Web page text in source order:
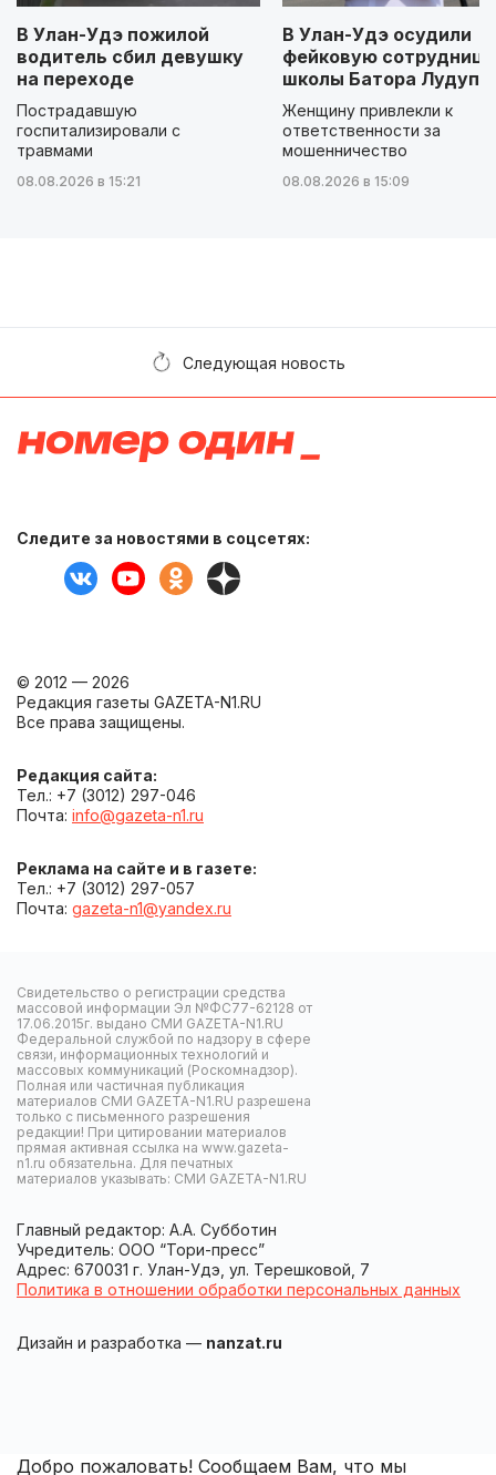
В Улан-Удэ пожилой
водитель сбил девушку
на переходе
Пострадавшую
госпитализировали с
травмами
08.08.2026 в 15:21
В Улан-Удэ осудили
фейковую сотрудницу
школы Батора
Женщину привлекли к
ответственности за
мошенничество
08.08.2026 в 15:09
Следующая новость
Следите за новостями в соцсетях:
© 2012 — 2026
Редакция газеты GAZETA-N1.RU
Все права защищены.
Редакция сайта:
Тел.: +7 (3012) 297-046
Почта: info@gazeta-n1.ru
Реклама на сайте и в газете:
Тел.: +7 (3012) 297-057
Почта: gazeta-n1@yandex.ru
Свидетельство о регистрации средства
массовой информации Эл №ФС77-62128 от
17.06.2015г. выдано СМИ GAZETA-N1.RU
Федеральной службой по надзору в сфере
связи, информационных технологий и
массовых коммуникаций (Роскомнадзор).
Полная или частичная публикация
материалов СМИ GAZETA-N1.RU разрешена
только с письменного разрешения
редакции! При цитировании материалов
прямая активная ссылка на www.gazeta-
n1.ru обязательна. Для печатных
материалов указывать: СМИ GAZETA-N1.RU
Главный редактор: А.А. Субботин
Учредитель: ООО “Тори-пресс”
Адрес: 670031 г. Улан-Удэ, ул. Терешковой, 7
Политика в отношении обработки персональных данных
Дизайн и разработка — nanzat.ru
Добро пожаловать! Сообщаем Вам, что мы